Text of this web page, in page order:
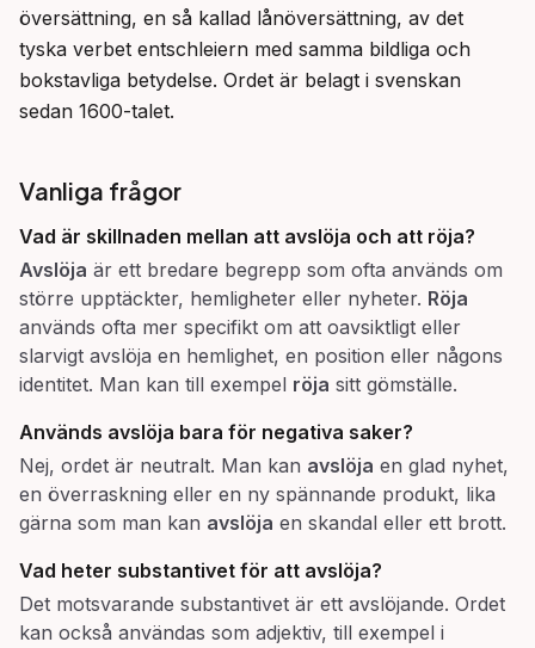
översättning, en så kallad lånöversättning, av det
tyska verbet entschleiern med samma bildliga och
bokstavliga betydelse. Ordet är belagt i svenskan
sedan 1600-talet.
Vanliga frågor
Vad är skillnaden mellan att avslöja och att röja?
Avslöja är ett bredare begrepp som ofta används om
större upptäckter, hemligheter eller nyheter. Röja
används ofta mer specifikt om att oavsiktligt eller
slarvigt avslöja en hemlighet, en position eller någons
identitet. Man kan till exempel röja sitt gömställe.
Används avslöja bara för negativa saker?
Nej, ordet är neutralt. Man kan avslöja en glad nyhet,
en överraskning eller en ny spännande produkt, lika
gärna som man kan avslöja en skandal eller ett brott.
Vad heter substantivet för att avslöja?
Det motsvarande substantivet är ett avslöjande. Ordet
kan också användas som adjektiv, till exempel i